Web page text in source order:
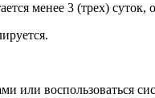
менее 3 (трех) суток,
или воспользоваться